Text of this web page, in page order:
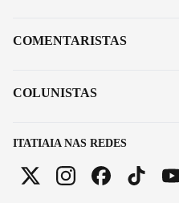
ITATIAIA NAS REDES
COMENTARISTAS
COLUNISTAS